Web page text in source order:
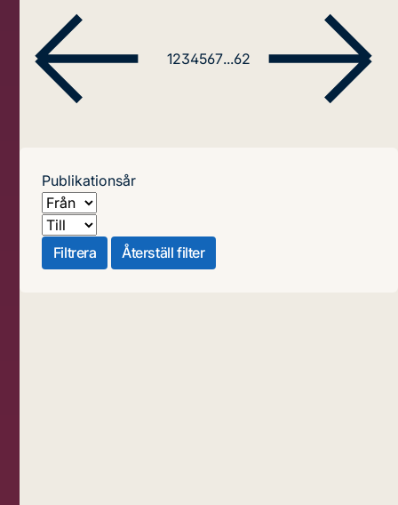
1234567...62
Publikationsår
Från
Till
Filtrera
Återställ filter